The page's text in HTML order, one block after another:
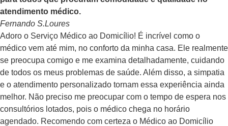
atendimento médico.
Fernando S.Loures
Adoro o Serviço Médico ao Domicílio! É incrível como o
médico vem até mim, no conforto da minha casa. Ele realmente
se preocupa comigo e me examina detalhadamente, cuidando
de todos os meus problemas de saúde. Além disso, a simpatia
e o atendimento personalizado tornam essa experiência ainda
melhor. Não preciso me preocupar com o tempo de espera nos
consultórios lotados, pois o médico chega no horário
agendado. Recomendo com certeza o Médico ao Domicílio